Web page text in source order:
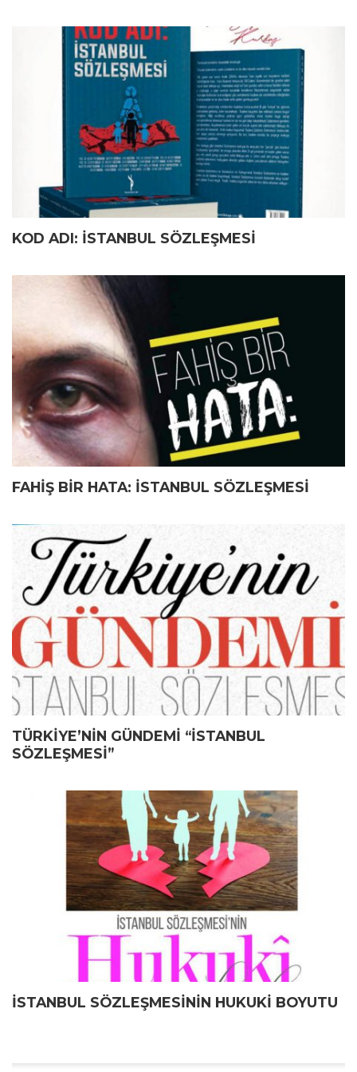
KOD ADI: İSTANBUL SÖZLEŞMESİ
FAHİŞ BİR HATA: İSTANBUL SÖZLEŞMESİ
TÜRKIYE’NIN GÜNDEMI “İSTANBUL
SÖZLEŞMESİ”
İSTANBUL SÖZLEŞMESİNİN HUKUKİ BOYUTU